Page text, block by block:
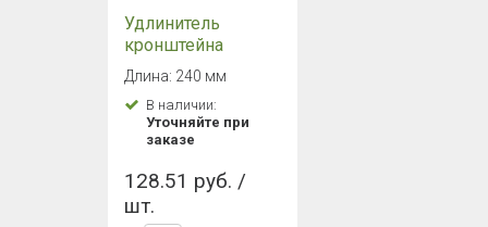
Удлинитель
кронштейна
регулируемый
прямой
ТЕХНОНИКОЛЬ
(Серый)
Длина: 240 мм
В наличии:
Уточняйте при
заказе
128.51 руб. /
шт.